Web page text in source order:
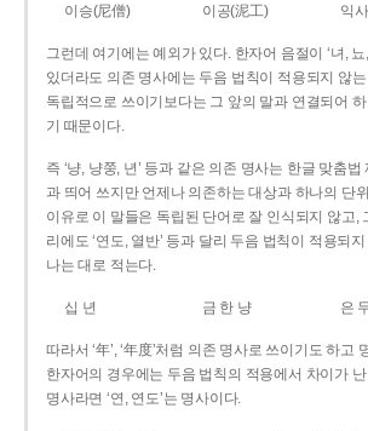
이승(尼僧)
이공(泥工) 익
그런데 여기에는 예외가 있다. 한자어 음절이 ‘녀,
있더라도 의존 명사에는 두음 법칙이 적용되지 않
독립적으로 쓰이기보다는 그 앞의 말과 연결되어
기 때문이다.
즉 ‘냥, 냥쭝, 년’ 등과 같은 의존 명사는 한글 맞춤
과 띄어 쓰지만 언제나 의존하는 대상과 하나의 단
이유로 이 말들은 독립된 단어로 잘 인식되지 않고,
리에도 ‘연도, 열반’ 등과 달리 두음 법칙이 적용되
나는 대로 적는다.
십 년 금 한 냥 은
따라서 ‘年’, ‘年度’처럼 의존 명사로 쓰이기도 하고
한자어의 경우에는 두음 법칙의 적용에서 차이가 난
명사라면 ‘연, 연도’는 명사이다.